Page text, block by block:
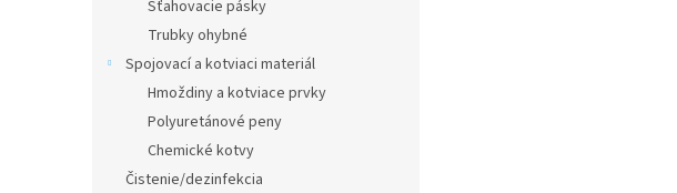
Sťahovacie pásky
Trubky ohybné
Spojovací a kotviaci materiál
Hmoždiny a kotviace prvky
Polyuretánové peny
Chemické kotvy
Čistenie/dezinfekcia